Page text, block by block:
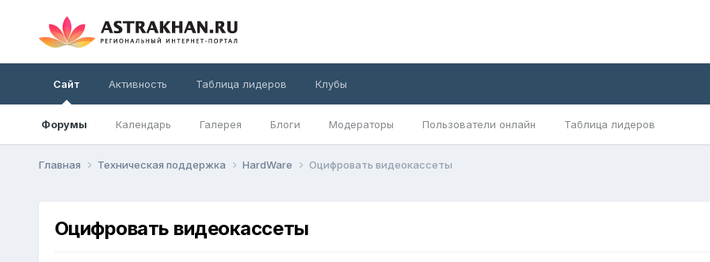
Сайт
Форумы Календарь Галерея Блоги Модераторы Пользователи онлайн Таблица лидеров
Активность Таблица лидеров Клубы
Главная Техническая поддержка HardWare Оцифровать видеокассеты
Оцифровать видеокассеты